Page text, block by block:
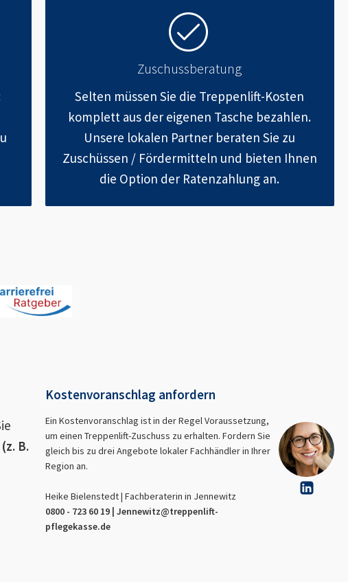
Zuschussberatung
Selten müssen Sie die Treppenlift-Kosten
komplett aus der eigenen Tasche bezahlen.
Unsere lokalen Partner beraten Sie zu
Zuschüssen / Fördermitteln und bieten Ihnen
die Option der Ratenzahlung an.
B.
Kostenvoranschlag anfordern
Ein Kostenvoranschlag ist in der Regel Voraussetzung,
um einen Treppenlift-Zuschuss zu erhalten. Fordern Sie
gleich bis zu drei Angebote lokaler Fachhändler in Ihrer
Region an.
Heike Bielenstedt | Fachberaterin in Jennewitz
0800 - 723 60 19 | Jennewitz@treppenlift-
pflegekasse.de